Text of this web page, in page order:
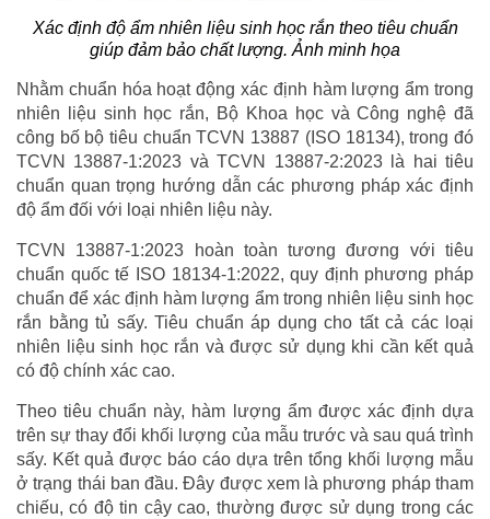
Xác định độ ẩm nhiên liệu sinh học rắn theo tiêu chuẩn
giúp đảm bảo chất lượng. Ảnh minh họa
Nhằm chuẩn hóa hoạt động xác định hàm lượng ẩm trong
nhiên liệu sinh học rắn, Bộ Khoa học và Công nghệ đã
công bố bộ tiêu chuẩn TCVN 13887 (ISO 18134), trong đó
TCVN 13887-1:2023 và TCVN 13887-2:2023 là hai tiêu
chuẩn quan trọng hướng dẫn các phương pháp xác định
độ ẩm đối với loại nhiên liệu này.
TCVN 13887-1:2023 hoàn toàn tương đương với tiêu
chuẩn quốc tế ISO 18134-1:2022, quy định phương pháp
chuẩn để xác định hàm lượng ẩm trong nhiên liệu sinh học
rắn bằng tủ sấy. Tiêu chuẩn áp dụng cho tất cả các loại
nhiên liệu sinh học rắn và được sử dụng khi cần kết quả
có độ chính xác cao.
Theo tiêu chuẩn này, hàm lượng ẩm được xác định dựa
trên sự thay đổi khối lượng của mẫu trước và sau quá trình
sấy. Kết quả được báo cáo dựa trên tổng khối lượng mẫu
ở trạng thái ban đầu. Đây được xem là phương pháp tham
chiếu, có độ tin cậy cao, thường được sử dụng trong các